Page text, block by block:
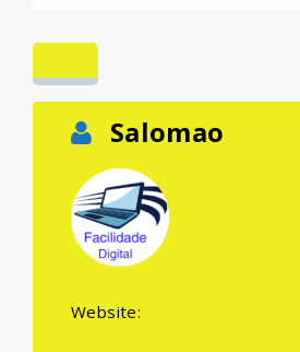
Salomao
Website: